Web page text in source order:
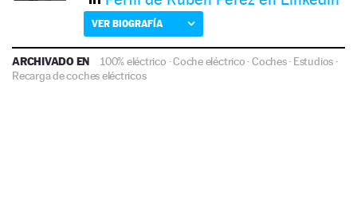
VER BIOGRAFÍA
ARCHIVADO EN 100% eléctrico ·Coche eléctrico ·Coches· Estudios ·
Recarga de coches eléctricos